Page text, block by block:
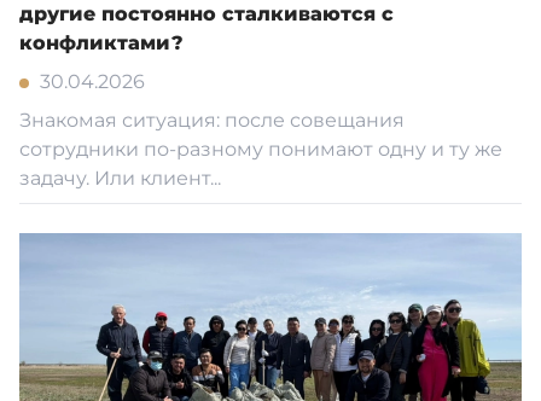
другие постоянно сталкиваются с
конфликтами?
30.04.2026
Знакомая ситуация: после совещания
сотрудники по-разному понимают одну и ту же
задачу. Или клиент...